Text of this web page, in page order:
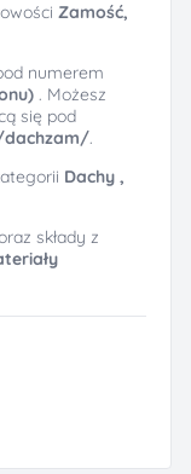
Zamość,
numerem
. Możesz
się pod
.
Dachy ,
składy z